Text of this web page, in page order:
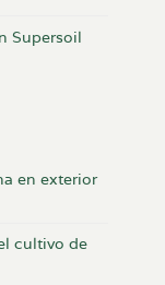
Supersoil
en exterior
cultivo de